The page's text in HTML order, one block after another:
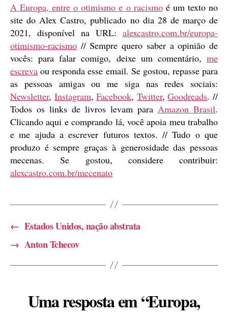
A Europa, entre o otimismo e o racismoé um texto no
site do Alex Castro, publicado no dia 28 de março de
2021, disponível na URL: alexcastro.com.br/europa-
otimismo-racismo // Sempre quero saber a opinião de
vocês: para falar comigo, deixe um comentário, me
escreva ou responda esse email. Se gostou, repasse para
as pessoas amigas ou me siga nas redes sociais:
Newsletter, Instagram,Facebook, Twitter,Goodreads. //
Todos os links de livros levam para Amazon Brasil.
Clicando aqui e comprando lá, você apoia meu trabalho
e me ajuda a escrever futuros textos. // Tudo o que
produzo é sempre graças à generosidade das pessoas
mecenas. Se gostou, considere contribuir:
alexcastro.com.br/mecenato
← Estados Unidos, nação abstrata
→ Anton Tchecov
Uma resposta em “Europa,